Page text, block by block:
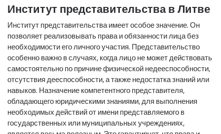
Институт представительства в Литве
Институт представительства имеет особое значение. Он
позволяет реализовывать права и обязанности лица без
необходимости его личного участия. Представительство
особенно важно в случаях, когда лицо не может действовать
самостоятельно по причине физической недееспособности,
отсутствия дееспособности, а также недостатка знаний или
навыков. Назначение компетентного представителя,
обладающего юридическими знаниями, для выполнения
необходимых действий от имени представляемого в
государственных или муниципальных учреждениях,